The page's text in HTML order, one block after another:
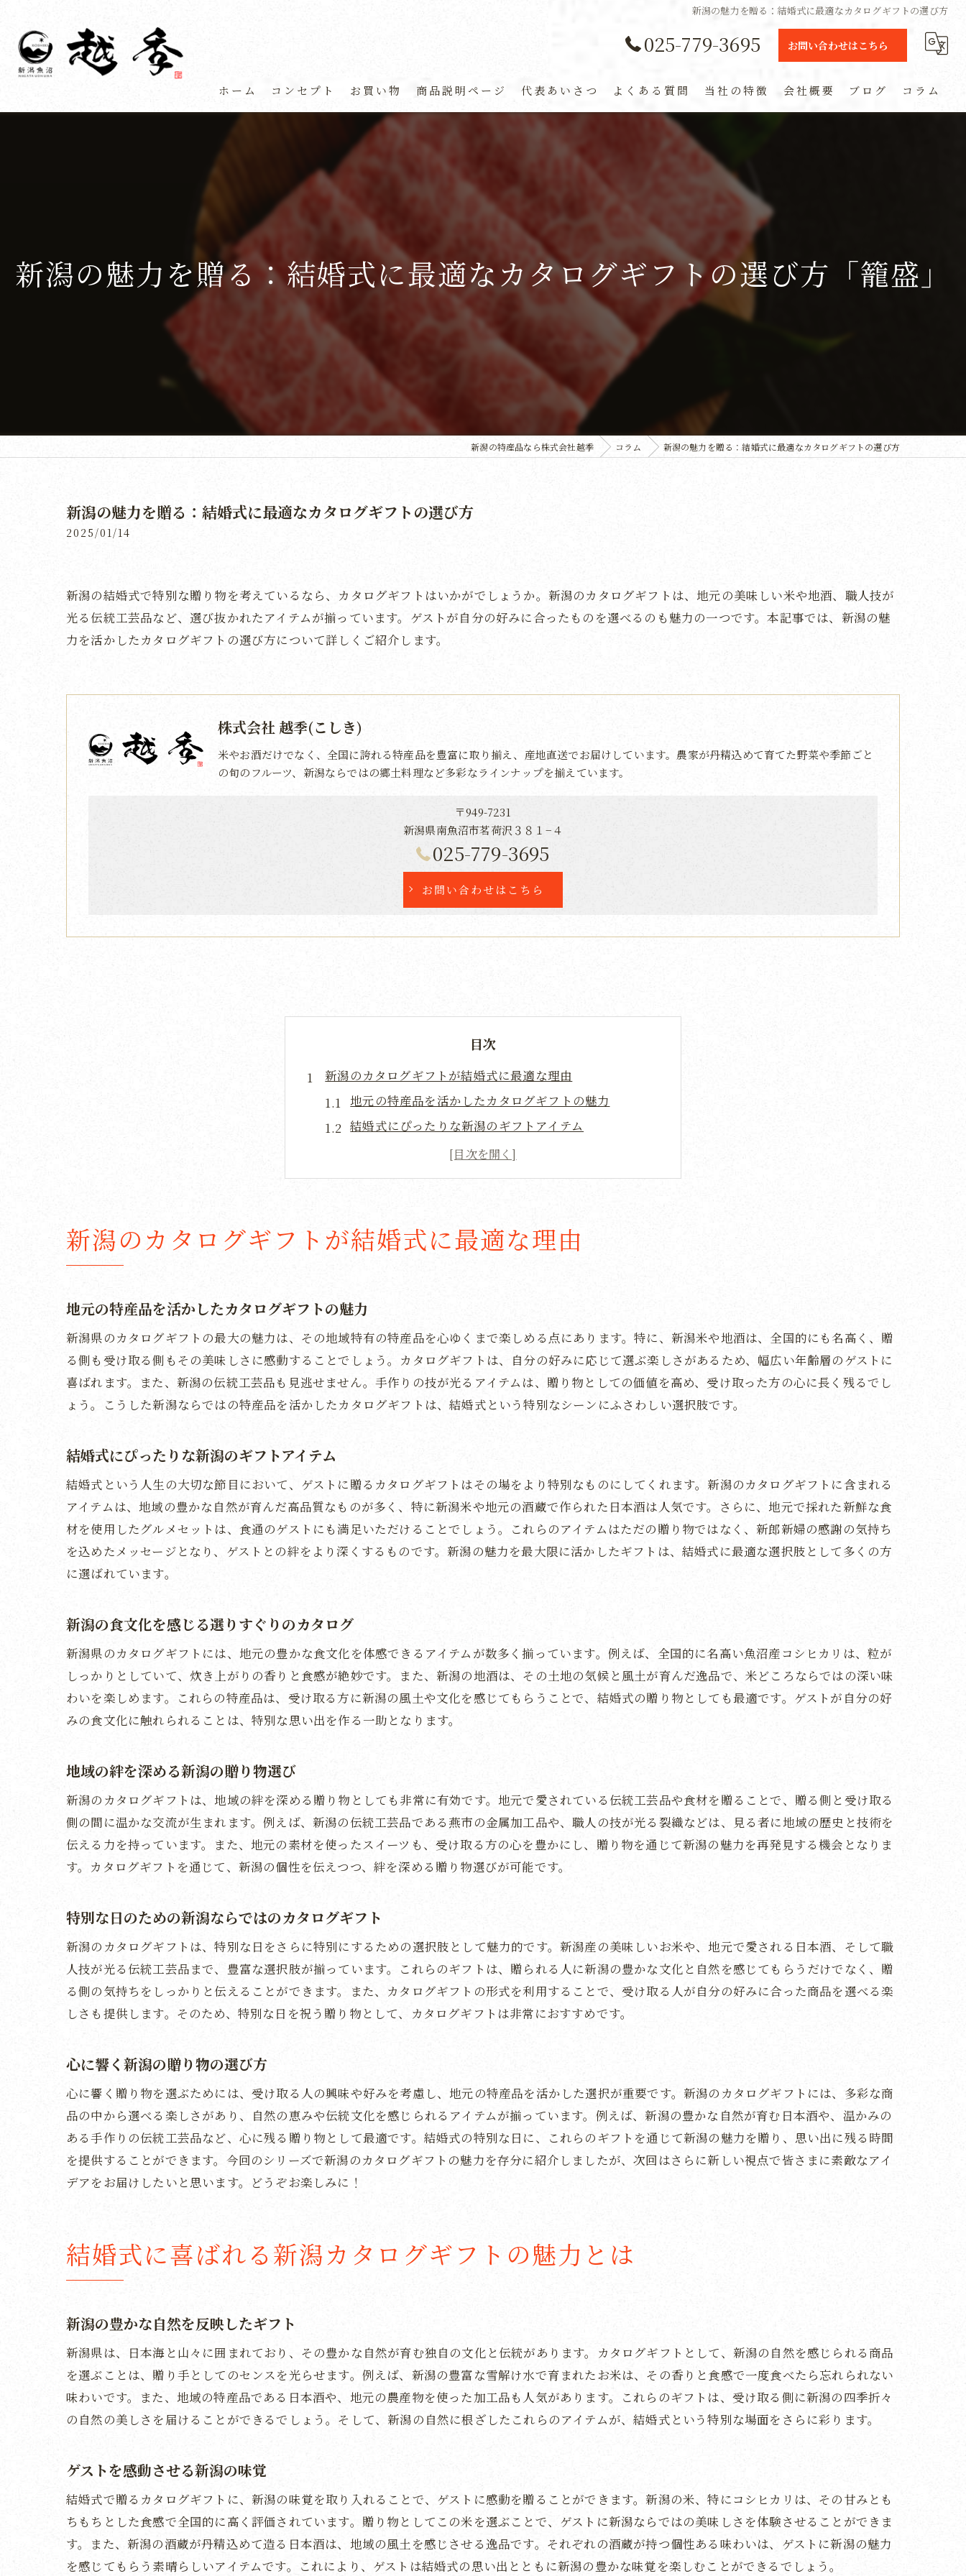
新潟の魅力を贈る：結婚式に最適なカタログギフトの選び方
025-779-3695 お問い合わせはこちら
ホーム コンセプト お買い物 商品説明ページ 代表あいさつ よくある質問 当社の特徴
定期便
お土産
会社概要 ブログ コラム
新潟の魅力を贈る：結婚式に最適なカタログギフトの選び方「籠盛」
新潟の特産品なら株式会社越季 コラム 新潟の魅力を贈る：結婚式に最適なカタログギフトの選び方
新潟の魅力を贈る：結婚式に最適なカタログギフトの選び方
2025/01/14
新潟の結婚式で特別な贈り物を考えているなら、カタログギフトはいかがでしょうか。新潟のカタログギフトは、地元の美味しい米や地酒、職人技が
光る伝統工芸品など、選び抜かれたアイテムが揃っています。ゲストが自分の好みに合ったものを選べるのも魅力の一つです。本記事では、新潟の魅
力を活かしたカタログギフトの選び方について詳しくご紹介します。
株式会社 越季(こしき)
米やお酒だけでなく、全国に誇れる特産品を豊富に取り揃え、産地直送でお届けしています。農家が丹精込めて育てた野菜や季節ごと
の旬のフルーツ、新潟ならではの郷土料理など多彩なラインナップを揃えています。
〒949-7231
新潟県南魚沼市茗荷沢３８１−４
025-779-3695
お問い合わせはこちら
目次
新潟のカタログギフトが結婚式に最適な理由
地元の特産品を活かしたカタログギフトの魅力
結婚式にぴったりな新潟のギフトアイテム
新潟の食文化を感じる選りすぐりのカタログ
地域の絆を深める新潟の贈り物選び
心に響く新潟の贈り物の選び方
結婚式に喜ばれる新潟カタログギフトの魅力とは
ゲストを感動させる新潟の味覚
新潟の伝統文化が光るアイテム選び
受け取る側に喜ばれる新潟の優れもの
新潟の魅力を詰め込んだ贈り物
贈る相手に合わせた新潟のギフト選び
地域の特色を最大限に活かすカタログギフト
新潟ならではの逸品を選ぶポイント
結婚式を彩るプレミアムなギフト選び
新潟の代表的な米と日本酒の魅力
贈れば喜ばれる新潟のグルメセット
地元の味を存分に楽しむための選択肢
新潟の食文化を楽しむギフトアイテム
特別な日にふさわしい新潟の美味
新潟の伝統が息づく工芸品の魅力
職人技が光る逸品を選ぶポイント
結婚式にぴったりな新潟の工芸ギフト
ゲストに喜ばれる新潟カタログギフトの特長
喜ばれる理由は新潟の魅力にあり
地元の味と文化を楽しめるギフト
新潟の魅力を最大限に引き出すカタログ
新潟の魅力を詰め込んだカタログギフトが結婚式を華やかに
新潟のギフトが結婚式に彩りを添える
地域の魅力を活かした華やかさ
華やかさを演出する新潟の魅力
ゲストの心に響く新潟の贈り物
新潟の魅力を感じさせる演出のポイント
心温まる新潟のギフトで結婚式を彩る
新潟のカタログギフトが結婚式に最適な理由
地元の特産品を活かしたカタログギフトの魅力
新潟県のカタログギフトの最大の魅力は、その地域特有の特産品を心ゆくまで楽しめる点にあります。特に、新潟米や地酒は、全国的にも名高く、贈
る側も受け取る側もその美味しさに感動することでしょう。カタログギフトは、自分の好みに応じて選ぶ楽しさがあるため、幅広い年齢層のゲストに
喜ばれます。また、新潟の伝統工芸品も見逃せません。手作りの技が光るアイテムは、贈り物としての価値を高め、受け取った方の心に長く残るでし
ょう。こうした新潟ならではの特産品を活かしたカタログギフトは、結婚式という特別なシーンにふさわしい選択肢です。
結婚式にぴったりな新潟のギフトアイテム
結婚式という人生の大切な節目において、ゲストに贈るカタログギフトはその場をより特別なものにしてくれます。新潟のカタログギフトに含まれる
アイテムは、地域の豊かな自然が育んだ高品質なものが多く、特に新潟米や地元の酒蔵で作られた日本酒は人気です。さらに、地元で採れた新鮮な食
材を使用したグルメセットは、食通のゲストにも満足いただけることでしょう。これらのアイテムはただの贈り物ではなく、新郎新婦の感謝の気持ち
を込めたメッセージとなり、ゲストとの絆をより深くするものです。新潟の魅力を最大限に活かしたギフトは、結婚式に最適な選択肢として多くの方
に選ばれています。
新潟の食文化を感じる選りすぐりのカタログ
新潟県のカタログギフトには、地元の豊かな食文化を体感できるアイテムが数多く揃っています。例えば、全国的に名高い魚沼産コシヒカリは、粒が
しっかりとしていて、炊き上がりの香りと食感が絶妙です。また、新潟の地酒は、その土地の気候と風土が育んだ逸品で、米どころならではの深い味
わいを楽しめます。これらの特産品は、受け取る方に新潟の風土や文化を感じてもらうことで、結婚式の贈り物としても最適です。ゲストが自分の好
みの食文化に触れられることは、特別な思い出を作る一助となります。
地域の絆を深める新潟の贈り物選び
新潟のカタログギフトは、地域の絆を深める贈り物としても非常に有効です。地元で愛されている伝統工芸品や食材を贈ることで、贈る側と受け取る
側の間に温かな交流が生まれます。例えば、新潟の伝統工芸品である燕市の金属加工品や、職人の技が光る裂織などは、見る者に地域の歴史と技術を
伝える力を持っています。また、地元の素材を使ったスイーツも、受け取る方の心を豊かにし、贈り物を通じて新潟の魅力を再発見する機会となりま
す。カタログギフトを通じて、新潟の個性を伝えつつ、絆を深める贈り物選びが可能です。
特別な日のための新潟ならではのカタログギフト
新潟のカタログギフトは、特別な日をさらに特別にするための選択肢として魅力的です。新潟産の美味しいお米や、地元で愛される日本酒、そして職
人技が光る伝統工芸品まで、豊富な選択肢が揃っています。これらのギフトは、贈られる人に新潟の豊かな文化と自然を感じてもらうだけでなく、贈
る側の気持ちをしっかりと伝えることができます。また、カタログギフトの形式を利用することで、受け取る人が自分の好みに合った商品を選べる楽
しさも提供します。そのため、特別な日を祝う贈り物として、カタログギフトは非常におすすめです。
心に響く新潟の贈り物の選び方
心に響く贈り物を選ぶためには、受け取る人の興味や好みを考慮し、地元の特産品を活かした選択が重要です。新潟のカタログギフトには、多彩な商
品の中から選べる楽しさがあり、自然の恵みや伝統文化を感じられるアイテムが揃っています。例えば、新潟の豊かな自然が育む日本酒や、温かみの
ある手作りの伝統工芸品など、心に残る贈り物として最適です。結婚式の特別な日に、これらのギフトを通じて新潟の魅力を贈り、思い出に残る時間
を提供することができます。今回のシリーズで新潟のカタログギフトの魅力を存分に紹介しましたが、次回はさらに新しい視点で皆さまに素敵なアイ
デアをお届けしたいと思います。どうぞお楽しみに！
結婚式に喜ばれる新潟カタログギフトの魅力とは
新潟の豊かな自然を反映したギフト
新潟県は、日本海と山々に囲まれており、その豊かな自然が育む独自の文化と伝統があります。カタログギフトとして、新潟の自然を感じられる商品
を選ぶことは、贈り手としてのセンスを光らせます。例えば、新潟の豊富な雪解け水で育まれたお米は、その香りと食感で一度食べたら忘れられない
味わいです。また、地域の特産品である日本酒や、地元の農産物を使った加工品も人気があります。これらのギフトは、受け取る側に新潟の四季折々
の自然の美しさを届けることができるでしょう。そして、新潟の自然に根ざしたこれらのアイテムが、結婚式という特別な場面をさらに彩ります。
ゲストを感動させる新潟の味覚
結婚式で贈るカタログギフトに、新潟の味覚を取り入れることで、ゲストに感動を贈ることができます。新潟の米、特にコシヒカリは、その甘みとも
ちもちとした食感で全国的に高く評価されています。贈り物としてこの米を選ぶことで、ゲストに新潟ならではの美味しさを体験させることができま
す。また、新潟の酒蔵が丹精込めて造る日本酒は、地域の風土を感じさせる逸品です。それぞれの酒蔵が持つ個性ある味わいは、ゲストに新潟の魅力
を感じてもらう素晴らしいアイテムです。これにより、ゲストは結婚式の思い出とともに新潟の豊かな味覚を楽しむことができるでしょう。